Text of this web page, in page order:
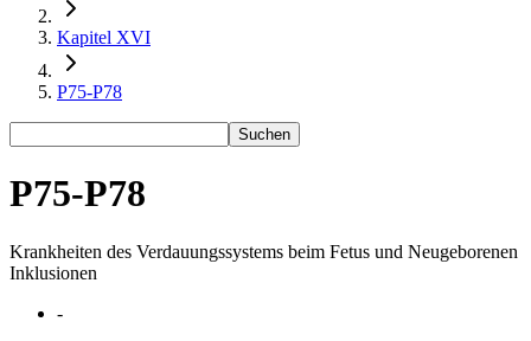
Kapitel XVI
P75-P78
Suchen
P75-P78
Krankheiten des Verdauungssystems beim Fetus und Neugeborenen
Inklusionen
-